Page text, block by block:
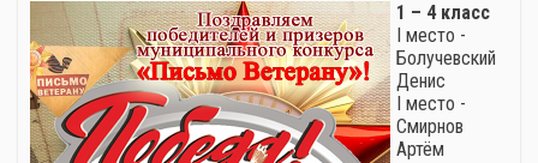
1 – 4 класс
I место -
Болучевский
Денис
I место -
Смирнов
Артём